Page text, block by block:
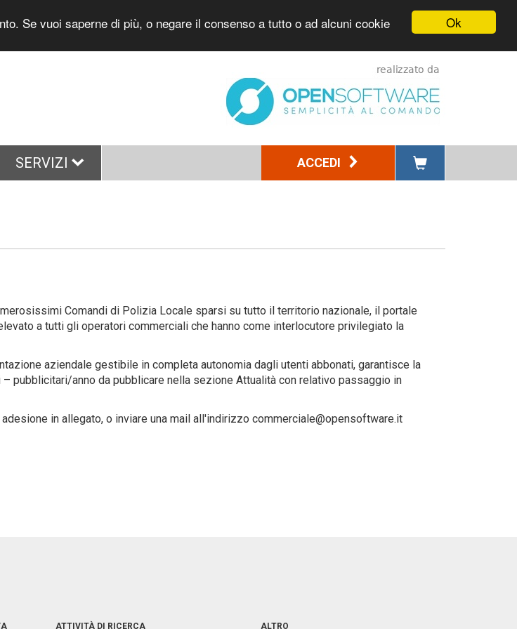
Ok
Se vuoi saperne di più, o negare il consenso a tutto o ad alcuni cookie
SERVIZI ACCEDI
Comandi di Polizia Locale sparsi su tutto il territorio nazionale, il portale
a tutti gli operatori commerciali che hanno come interlocutore privilegiato la
aziendale gestibile in completa autonomia dagli utenti abbonati, garantisce la
pubblicitari/anno da pubblicare nella sezione Attualità con relativo passaggio in
in allegato, o inviare una mail all'indirizzo commerciale@opensoftware.it
ATTIVITÀ DI RICERCA ALTRO